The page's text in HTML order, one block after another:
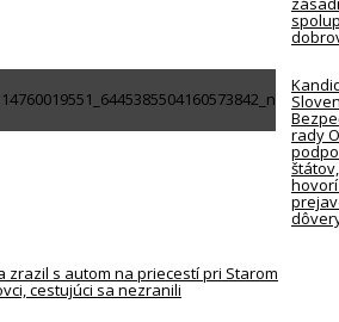
rady
zrazil s autom na priecestí pri Starom
cestujúci sa nezranili